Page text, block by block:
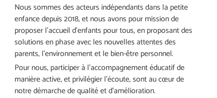
Nous sommes des acteurs indépendants dans la petite
enfance depuis 2018, et nous avons pour mission de
proposer l’accueil d’enfants pour tous, en proposant des
solutions en phase avec les nouvelles attentes des
parents, l’environnement et le bien-être personnel.
Pour nous, participer à l’accompagnement éducatif de
manière active, et privilégier l’écoute, sont au cœur de
notre démarche de qualité et d’amélioration.